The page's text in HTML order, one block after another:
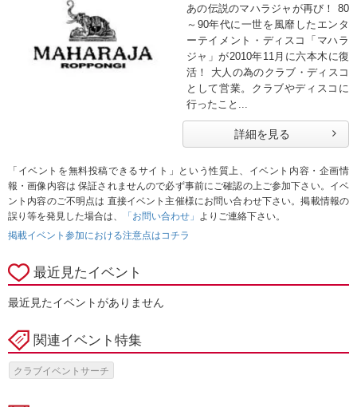
あの伝説のマハラジャが再び！ 80
～90年代に一世を風靡したエンタ
ーテイメント・ディスコ「マハラ
ジャ」が2010年11月に六本木に復
活！ 大人の為のクラブ・ディスコ
として営業。クラブやディスコに
行ったこと...
詳細を見る
「イベントを無料投稿できるサイト」という性質上、イベント内容・企画情
報・画像内容は 保証されませんので必ず事前にご確認の上ご参加下さい。イベ
ント内容のご不明点は 直接イベント主催様にお問い合わせ下さい。掲載情報の
誤り等を発見した場合は、
「お問い合わせ」 よりご連絡下さい。
掲載イベント参加における注意点はコチラ
最近見たイベント
最近見たイベントがありません
関連イベント特集
クラブイベントサーチ